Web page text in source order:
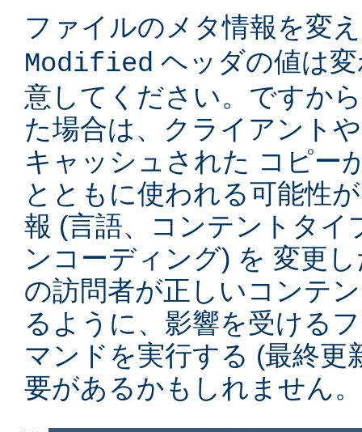
ファイルのメタ情報を変
Modified ヘッダの値は
意してください。ですか
た場合は、クライアント
キャッシュされた コピー
とともに使われる可能性
報 (言語、コンテントタイ
ンコーディング) を 変更
の訪問者が正しいコンテ
るように、影響を受ける
マンドを実行する (最終更
要があるかもしれません。